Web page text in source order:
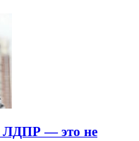
ЛДПР — это не